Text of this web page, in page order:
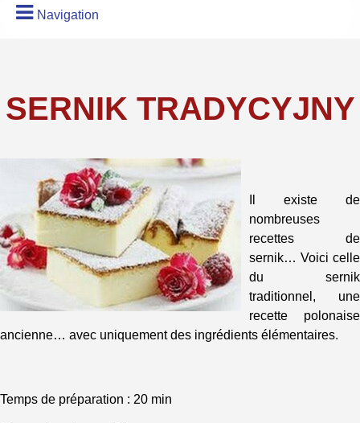
Navigation
SERNIK TRADYCYJNY
Il existe de
nombreuses
recettes de
sernik… Voici celle
du sernik
traditionnel, une
recette polonaise
ancienne… avec uniquement des ingrédients élémentaires.
Temps de préparation : 20 min